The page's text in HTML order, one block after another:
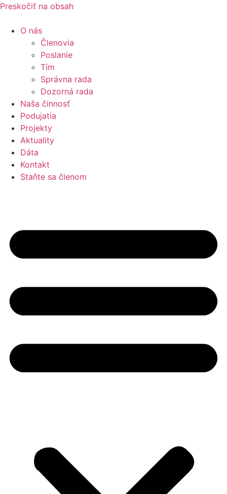
Preskočiť na obsah
O nás
Členovia
Poslanie
Tím
Správna rada
Dozorná rada
Naša činnosť
Podujatia
Projekty
Aktuality
Dáta
Kontakt
Staňte sa členom